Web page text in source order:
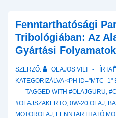
Átfogó
kenéstechnikai
útmutató
alapolajoktól
az
adalékokig
Fenntarthatósági
Tribológiában: Az
Gyártási
SZERZŐ: OLAJOS VILI ÍRTA
KATEGORIZÁLVA <PH
TAGGED WITH #OLAJGURU,
#OLAJSZAKERTO, 0W-20 OLAJ,
MOTOROLAJ, FENNTARTHATÓ